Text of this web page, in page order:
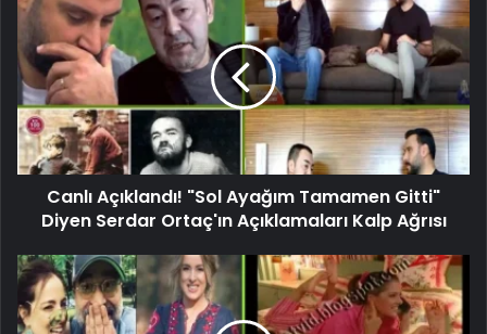
Canlı Açıklandı! "Sol Ayağım Tamamen Gitti"
Diyen Serdar Ortaç'ın Açıklamaları Kalp Ağrısı